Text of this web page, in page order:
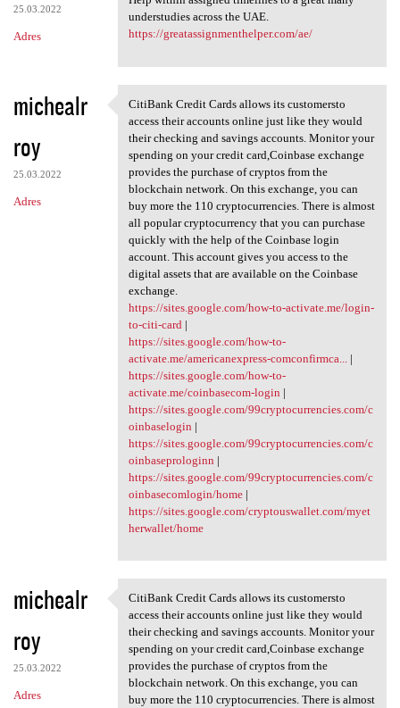
25.03.2022
Adres
understudies across the UAE.
https://greatassignmenthelper.com/ae/
michealr
roy
25.03.2022
Adres
CitiBank Credit Cards allows
CitiBank Credit Cards allows its customersto
access their accounts online just like they would
their checking and savings accounts. Monitor your
spending on your credit card,Coinbase exchange
provides the purchase of cryptos from the
blockchain network. On this exchange, you can
buy more the 110 cryptocurrencies. There is almost
all popular cryptocurrency that you can purchase
quickly with the help of the Coinbase login
account. This account gives you access to the
digital assets that are available on the Coinbase
exchange.
https://sites.google.com/how-to-activate.me/login-
to-citi-card |
https://sites.google.com/how-to-
activate.me/americanexpress-comconfirmca...
|
https://sites.google.com/how-to-
activate.me/coinbasecom-login |
https://sites.google.com/99cryptocurrencies.com/c
oinbaselogin |
https://sites.google.com/99cryptocurrencies.com/c
oinbaseprologinn |
https://sites.google.com/99cryptocurrencies.com/c
oinbasecomlogin/home|
https://sites.google.com/cryptouswallet.com/myet
herwallet/home
michealr
roy
25.03.2022
Adres
CitiBank Credit Cards allows
CitiBank Credit Cards allows its customersto
access their accounts online just like they would
their checking and savings accounts. Monitor your
spending on your credit card,Coinbase exchange
provides the purchase of cryptos from the
blockchain network. On this exchange, you can
buy more the 110 cryptocurrencies. There is almost